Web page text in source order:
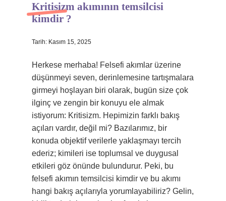
Hakkımızda
Kritisizm akımının temsilcisi
kimdir ?
Tarih: Kasım 15, 2025
Herkese merhaba! Felsefi akımlar üzerine
düşünmeyi seven, derinlemesine tartışmalara
girmeyi hoşlayan biri olarak, bugün size çok
ilginç ve zengin bir konuyu ele almak
istiyorum: Kritisizm. Hepimizin farklı bakış
açıları vardır, değil mi? Bazılarımız, bir
konuda objektif verilerle yaklaşmayı tercih
ederiz; kimileri ise toplumsal ve duygusal
etkileri göz önünde bulundurur. Peki, bu
felsefi akımın temsilcisi kimdir ve bu akımı
hangi bakış açılarıyla yorumlayabiliriz? Gelin,